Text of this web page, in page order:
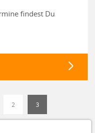
findest Du
2 3